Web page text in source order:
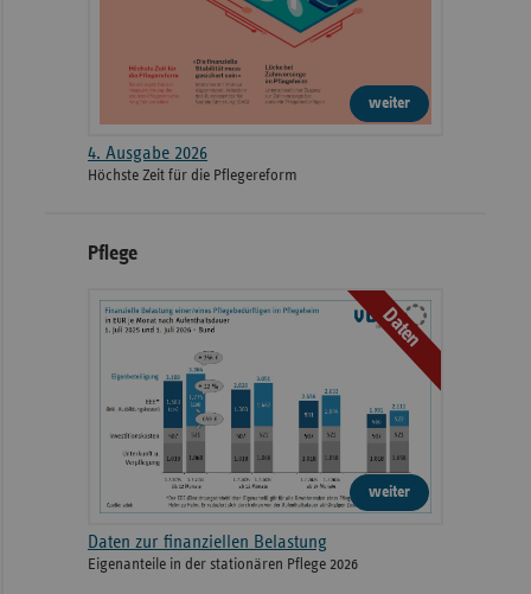
weiter
4. Ausgabe 2026
Höchste Zeit für die Pflegereform
Pflege
Daten
weiter
Daten zur finanziellen Belastung
Eigenanteile in der stationären Pflege 2026